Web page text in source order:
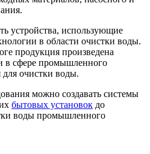
устройства, использующие
в области очистки воды.
продукция произведена
в сфере промышленного
для очистки воды.
можно создавать системы
бытовых установок до
воды промышленного